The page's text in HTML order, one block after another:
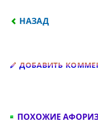
ПРЕДЫДУЩИЙ:
НАЗАД
ДОБАВИТЬ
ПОХОЖИЕ